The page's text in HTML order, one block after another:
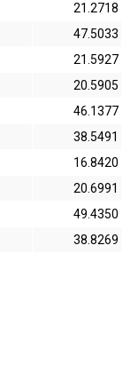
21.2718
47.5033
21.5927
20.5905
46.1377
38.5491
16.8420
20.6991
49.4350
38.8269